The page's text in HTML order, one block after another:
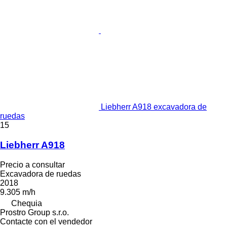
Liebherr A918 excavadora de
ruedas
15
Liebherr A918
Precio a consultar
Excavadora de ruedas
2018
9.305 m/h
Chequia
Prostro Group s.r.o.
Contacte con el vendedor